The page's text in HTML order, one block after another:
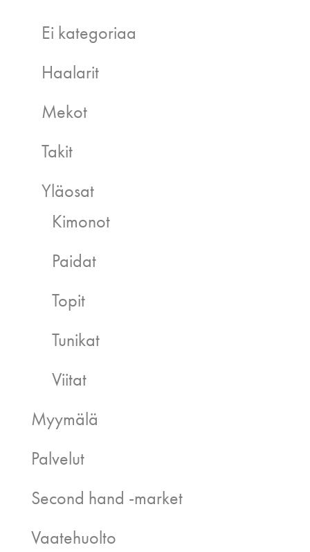
Ei kategoriaa
Haalarit
Mekot
Takit
Yläosat
Kimonot
Paidat
Topit
Tunikat
Viitat
Myymälä
Palvelut
Second hand -market
Vaatehuolto